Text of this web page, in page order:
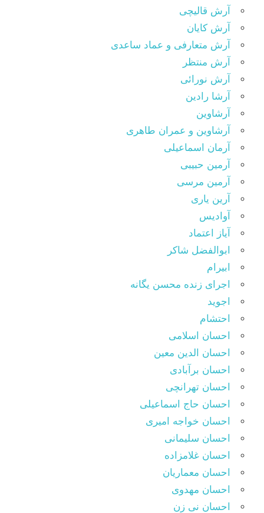
آرش قالیچی
آرش کایان
آرش متعارفی و عماد ساعدی
آرش منتظر
آرش نورائی
آرشا رادین
آرشاوین
آرشاوین و عمران طاهری
آرمان اسماعیلی
آرمین حبیبی
آرمین مرسی
آرین یاری
آوادیس
آیاز اعتماد
ابوالفضل شاکر
ابیرام
اجرای زنده محسن یگانه
اجوید
احتشام
احسان اسلامی
احسان الدین معین
احسان برآبادی
احسان تهرانچی
احسان حاج اسماعیلی
احسان خواجه امیری
احسان سلیمانی
احسان غلامزاده
احسان معماریان
احسان مهدوی
احسان نی زن